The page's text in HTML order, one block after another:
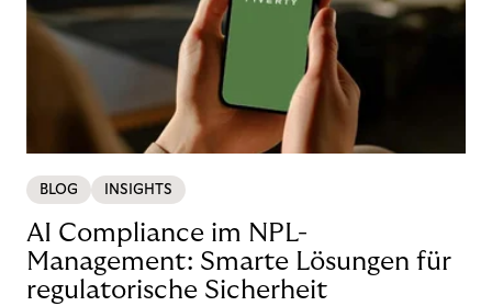
BLOG INSIGHTS
AI Compliance im NPL-
Management: Smarte Lösungen für
regulatorische Sicherheit